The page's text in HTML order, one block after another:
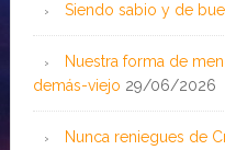
Siendo sabio y de
Nuestra forma de
demás-viejo 29/06/2026
Nunca reniegues de